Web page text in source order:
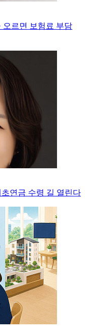
오르면 보험료 부담
연금 수령 길 열린다